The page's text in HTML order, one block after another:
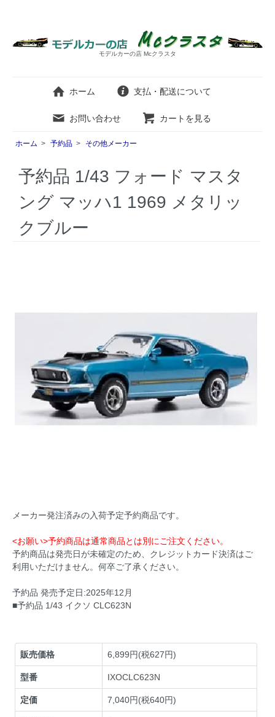
モデルカーの店 Mcクラスタ
ホーム 支払・配送について
お問い合わせ カートを見る
ホーム > 予約品 > その他メーカー
予約品 1/43 フォード マスタ
ング マッハ1 1969 メタリッ
クブルー
メーカー発注済みの入荷予定予約商品です。
<お願い>予約商品は通常商品とは別にご注文ください。
予約商品は発売日が未確定のため、クレジットカード決済はご
利用いただけません。何卒ご了承ください。
予約品 発売予定日:2025年12月
■予約品 1/43 イクソ CLC623N
販売価格 6,899円(税627円)
型番 IXOCLC623N
定価 7,040円(税640円)